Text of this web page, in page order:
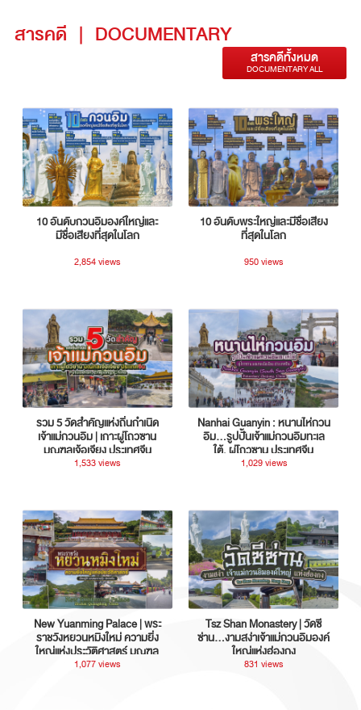
สารคดี | DOCUMENTARY
สารคดีทั้งหมด
DOCUMENTARY ALL
10 อันดับกวนอิมองค์ใหญ่และ
มีชื่อเสียงที่สุดในโลก
2,854 views
10 อันดับพระใหญ่และมีชื่อเสียง
ที่สุดในโลก
950 views
รวม 5 วัดสำคัญแห่งถิ่นกำเนิด
เจ้าแม่กวนอิม | เกาะผู่โถวซาน
มณฑลเจ้อเจียง ประเทศจีน
1,533 views
Nanhai Guanyin : หนานไห่กวน
อิม...รูปปั้นเจ้าแม่กวนอิมทะเล
ใต้, ผู่โถวซาน ประเทศจีน
1,029 views
New Yuanming Palace | พระ
ราชวังหยวนหมิงใหม่ ความยิ่ง
ใหญ่แห่งประวัติศาสตร์ มณฑล
กวางตุ้ง ประเทศจีน
1,077 views
Tsz Shan Monastery | วัดซี
ซ่าน…งามสง่าเจ้าแม่กวนอิมองค์
ใหญ่แห่งฮ่องกง
831 views